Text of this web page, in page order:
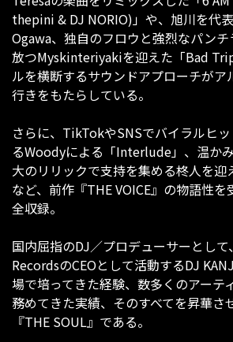
thepini & DJ NORIO)」や、旭川を代
Ogawa、独自のフロウと強烈なパン
放つMyskinteriyakiを迎えた「Bad
ルを横断するサウンドアプローチがア
行きをもたらしている。
さらに、TikTokやSNSでバイラルヒ
るWoodyによる「Interlude」、温か
大のリリックで支持を集める柊人を迎
など、前作『THE VOICE』の物語性
全収録。
国内屈指のDJ／プロデューサーとし
RecordsのCEOとして活動するDJ
場で培ってきた経験、数多くのアーテ
務めてきた実績、そのすべてを昇華さ
『THE SOUL』である。